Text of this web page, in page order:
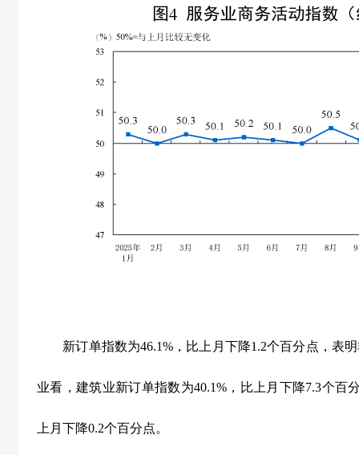
新订单指数为46.1% ，比上月下降1.2个百分点，表
业看，建筑业新订单指数为40.1% ，比上月下降7.3个百
上月下降0.2个百分点。